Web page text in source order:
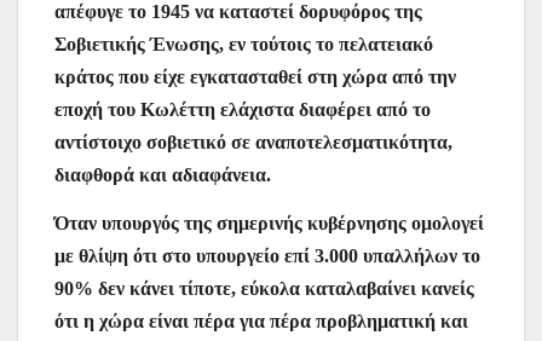
απέφυγε το 1945 να καταστεί δορυφόρος της
Σοβιετικής Ένωσης, εν τούτοις το πελατειακό
κράτος που είχε εγκατασταθεί στη χώρα από την
εποχή του Κωλέττη ελάχιστα διαφέρει από το
αντίστοιχο σοβιετικό σε αναποτελεσματικότητα,
διαφθορά και αδιαφάνεια.
Όταν υπουργός της σημερινής κυβέρνησης ομολογεί
με θλίψη ότι στο υπουργείο επί 3.000 υπαλλήλων το
90% δεν κάνει τίποτε, εύκολα καταλαβαίνει κανείς
ότι η χώρα είναι πέρα για πέρα προβληματική και